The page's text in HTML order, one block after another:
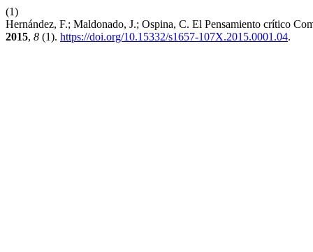
(1)
Hernández, F.; Maldonado, J.; Ospina, C. El Pensamiento crítico
2015, 8 (1). https://doi.org/10.15332/s1657-107X.2015.0001.04.